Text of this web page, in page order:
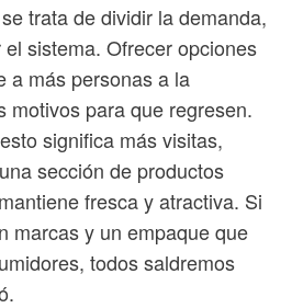
trata de dividir la demanda,
sistema. Ofrecer opciones
a más personas a la
motivos para que regresen.
significa más visitas,
sección de productos
fresca y atractiva. Si
marcas y un empaque que
todos saldremos